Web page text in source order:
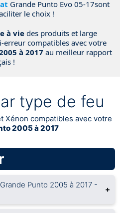
Grande Punto Evo 05-17sont
le choix !
à viedes produits et large
erreur compatibles avec votre
à 2017 au meilleur rapport
!
type de feu
Xénon compatibles avec votre
2005 à 2017
Punto 2005 à 2017 -
+